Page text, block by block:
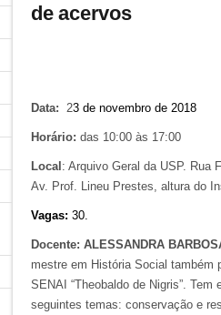
de acervos
Data: 23 de novembro de 2018
Horário: das 10:00 às 17:00
Local : Arquivo Geral da USP. Rua
Av. Prof. Lineu Prestes, altura do
Vagas: 30.
Docente: ALESSANDRA
mestre em História Social também
SENAI “Theobaldo de Nigris”.
seguintes temas: conservação e